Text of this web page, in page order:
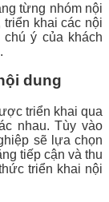
từng nhóm nội
khai các nội
ý của khách
dung
triển khai qua
nhau. Tùy vào
sẽ lựa chọn
tiếp cận và thu
triển khai nội